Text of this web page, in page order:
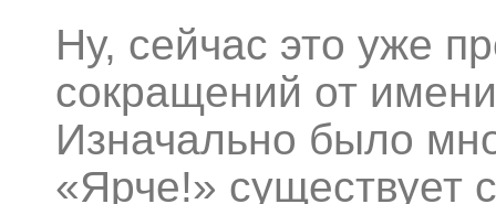
Ну, сейчас это уже
сокращений от
Изначально было
«Ярче!» существует